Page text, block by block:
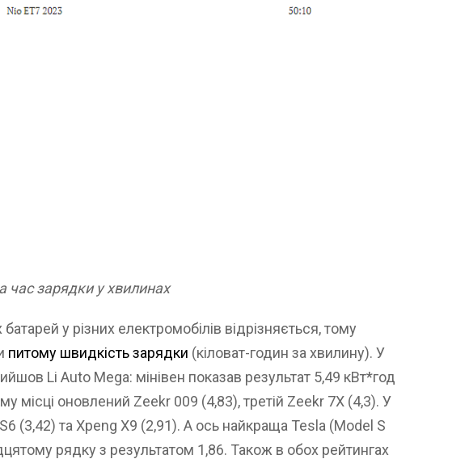
час зарядки у хвилинах
батарей у різних електромобілів відрізняється, тому
питому швидкість зарядки (кіловат-годин за хвилину). У
Li Auto Mega: мінівен показав результат 5,49 кВт*год
місці оновлений Zeekr 009 (4,83), третій Zeekr 7X (4,3). У
(3,42) та Xpeng X9 (2,91). А ось найкраща Tesla (Model S
рядку з результатом 1,86. Також в обох рейтингах